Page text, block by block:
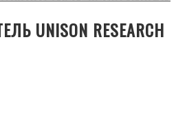
UNISON RESEARCH